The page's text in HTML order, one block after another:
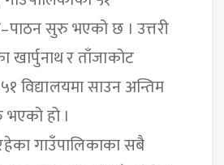
सुरु भएको छ । उत्तरी
खार्पुनाथ र ताँजाकोट
विद्यालयमा साउन अन्तिम
हो ।
गाउँपालिकाका सबै